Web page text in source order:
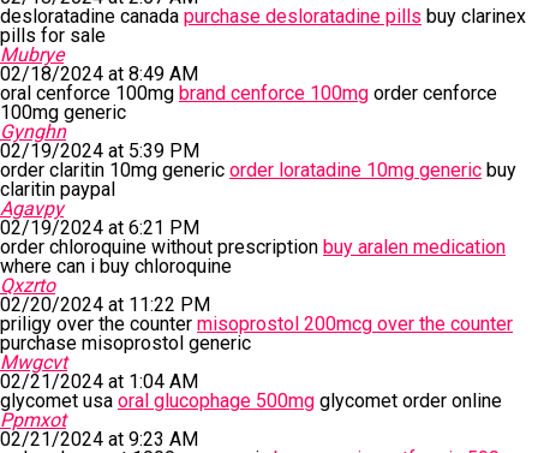
desloratadine canada purchase desloratadine pills buy clarinex
pills for sale
Mubrye
02/18/2024 at 8:49 AM
oral cenforce 100mg brand cenforce 100mg order cenforce
100mg generic
Gynghn
02/19/2024 at 5:39 PM
order claritin 10mg generic order loratadine 10mg generic buy
claritin paypal
Agavpy
02/19/2024 at 6:21 PM
order chloroquine without prescription buy aralen medication
where can i buy chloroquine
Qxzrto
02/20/2024 at 11:22 PM
priligy over the counter misoprostol 200mcg over the counter
purchase misoprostol generic
Mwgcvt
02/21/2024 at 1:04 AM
glycomet usa oral glucophage 500mg glycomet order online
Ppmxot
02/21/2024 at 9:23 AM